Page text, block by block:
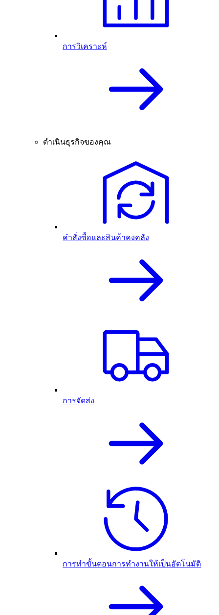
การวิเคราะห์
ดำเนินธุรกิจของคุณ
คำสั่งซื้อและสินค้าคงคลัง
การจัดส่ง
การทำขั้นตอนการทำงานให้เป็นอัตโนมัติ